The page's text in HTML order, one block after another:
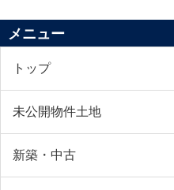
メニュー
トップ
未公開物件土地
新築・中古